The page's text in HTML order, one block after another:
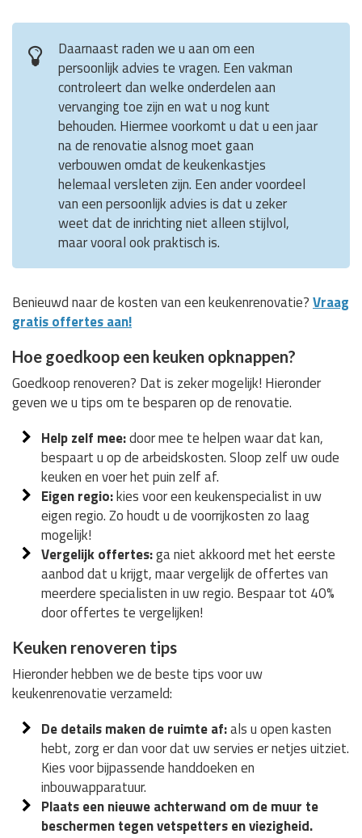
Daarnaast raden we u aan om een
persoonlijk advies te vragen. Een vakman
controleert dan welke onderdelen aan
vervanging toe zijn en wat u nog kunt
behouden. Hiermee voorkomt u dat u een jaar
na de renovatie alsnog moet gaan
verbouwen omdat de keukenkastjes
helemaal versleten zijn. Een ander voordeel
van een persoonlijk advies is dat u zeker
weet dat de inrichting niet alleen stijlvol,
maar vooral ook praktisch is.
Benieuwd naar de kosten van een keukenrenovatie?Vraag
gratis offertes aan!
Hoe goedkoop een keuken opknappen?
Goedkoop renoveren? Dat is zeker mogelijk! Hieronder
geven we u tips om te besparen op de renovatie.
Help zelf mee:door mee te helpen waar dat kan,
bespaart u op de arbeidskosten. Sloop zelf uw oude
keuken en voer het puin zelf af.
Eigen regio:kies voor een keukenspecialist in uw
eigen regio. Zo houdt u de voorrijkosten zo laag
mogelijk!
Vergelijk offertes:ga niet akkoord met het eerste
aanbod dat u krijgt, maar vergelijk de offertes van
meerdere specialisten in uw regio. Bespaar tot 40%
door offertes te vergelijken!
Keuken renoveren tips
Hieronder hebben we de beste tips voor uw
keukenrenovatie verzameld:
De details maken de ruimte af:als u open kasten
hebt, zorg er dan voor dat uw servies er netjes uitziet.
Kies voor bijpassende handdoeken en
inbouwapparatuur.
Plaats een nieuwe achterwand om de muur te
beschermen tegen vetspetters en viezigheid.